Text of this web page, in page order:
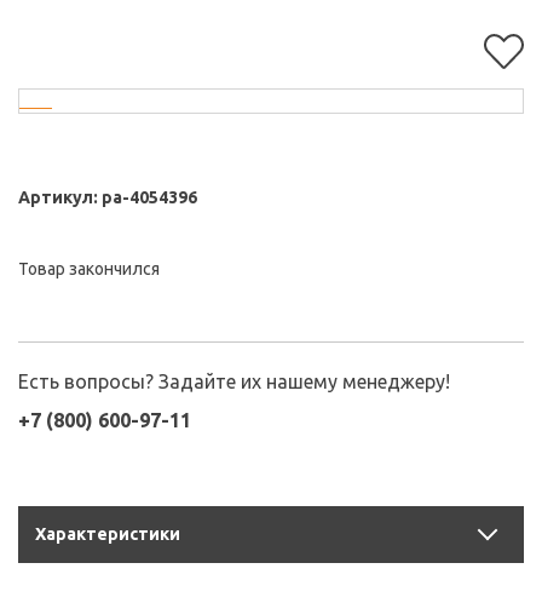
Артикул: pa-4054396
Товар закончился
Есть вопросы? Задайте их нашему менеджеру!
+7 (800) 600-97-11
Характеристики